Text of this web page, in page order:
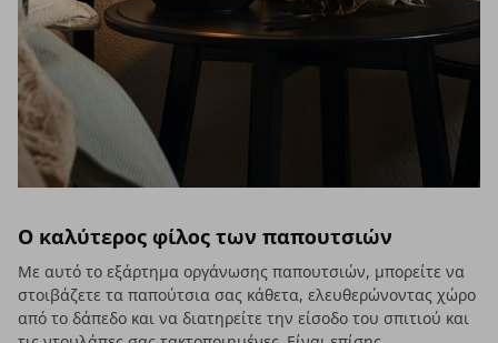
Ο καλύτερος φίλος των παπουτσιών
Με αυτό το εξάρτημα οργάνωσης παπουτσιών, μπορείτε να
στοιβάζετε τα παπούτσια σας κάθετα, ελευθερώνοντας χώρο
από το δάπεδο και να διατηρείτε την είσοδο του σπιτιού και